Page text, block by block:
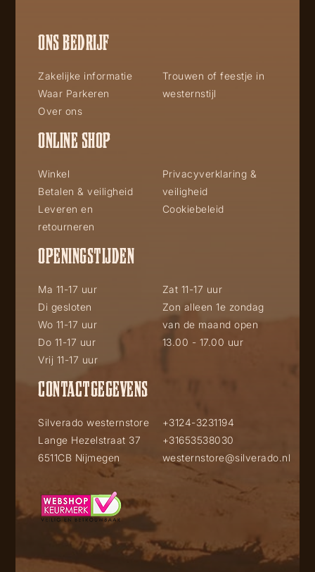
ONS BEDRIJF
Zakelijke informatie
Waar Parkeren
Over ons
Trouwen of feestje in
westernstijl
ONLINE SHOP
Winkel
Betalen & veiligheid
Leveren en
retourneren
Privacyverklaring &
veiligheid
Cookiebeleid
OPENINGSTIJDEN
Ma 11-17 uur
Di gesloten
Wo 11-17 uur
Do 11-17 uur
Vrij 11-17 uur
Zat 11-17 uur
Zon alleen 1e zondag
van de maand open
13.00 - 17.00 uur
CONTACTGEGEVENS
Silverado westernstore
Lange Hezelstraat 37
6511CB Nijmegen
+3124-3231194
+31653538030
westernstore@silverado.nl